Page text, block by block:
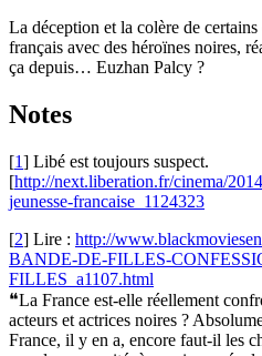
La déception et la colère de
français avec des héroïnes noires,
ça depuis… Euzhan Palcy ?
Notes
[1] Libé est toujours suspect.
[http://next.liberation.fr/cinema/
jeunesse-francaise_1124323
[2] Lire : http://
BANDE-DE-FILLES-
FILLES_a1107.html
❝La France est-elle réellement
acteurs et actrices noires ?
France, il y en a, encore faut-il les